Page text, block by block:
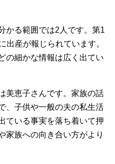
かる範囲では2人です。第1
出産が報じられています。
の細かな情報は広く出てい
美恵子さんです。家族の話
、子供や一般の夫の私生活
ている事実を落ち着いて押
家族への向き合い方がより